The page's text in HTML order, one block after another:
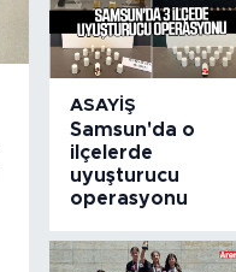
ASAYIŞ
Samsun'da o
ilçelerde
uyuşturucu
operasyonu